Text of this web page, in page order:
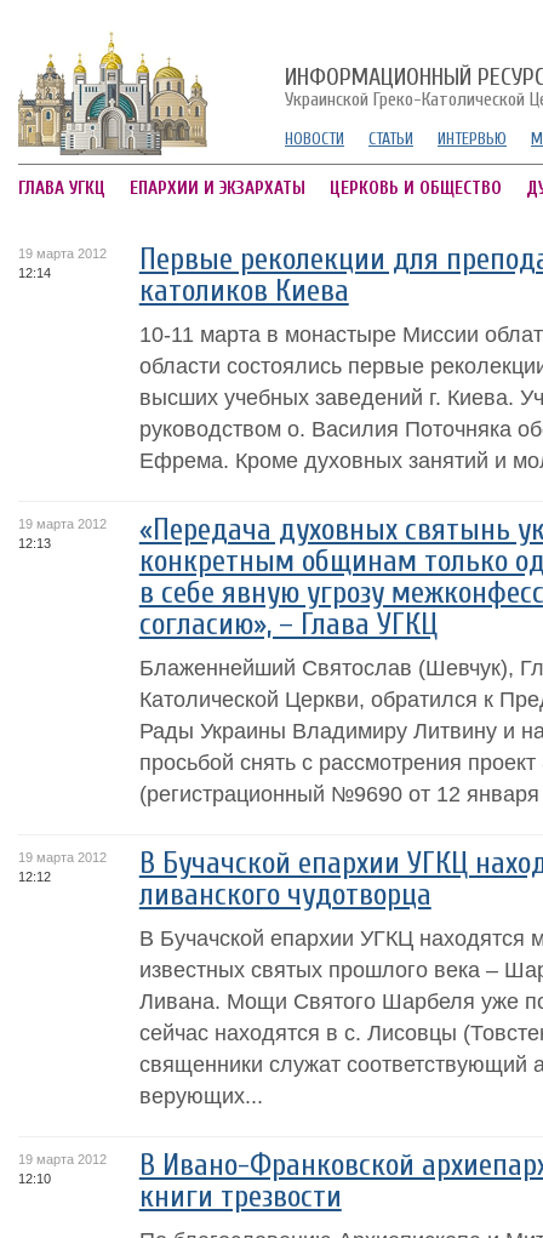
ИНФОРМАЦИОННЫЙ
Украинской Греко-Католической
НОВОСТИ СТАТЬИ ИНТЕРВЬЮ
ГЛАВА УГКЦ ЕПАРХИИ И ЭКЗАРХАТЫ ЦЕРКОВЬ И ОБЩЕСТВО
19 марта 2012
12:14
Первые реколекции для
католиков Киева
10-11 марта в монастыре Миссии
области состоялись первые
высших учебных заведений г. Киева.
руководством о. Василия Поточняка
Ефрема. Кроме духовных занятий и
19 марта 2012
12:13
«Передача духовных святынь
конкретным общинам только
в себе явную угрозу
согласию», – Глава УГКЦ
Блаженнейший Святослав (Шевчук),
Католической Церкви, обратился к
Рады Украины Владимиру Литвину и
просьбой снять с рассмотрения
(регистрационный №9690 от 12
19 марта 2012
12:12
В Бучачской епархии УГКЦ
ливанского чудотворца
В Бучачской епархии УГКЦ находятся
известных святых прошлого века –
Ливана. Мощи Святого Шарбеля уже
сейчас находятся в с. Лисовцы
священники служат соответствующий
верующих...
19 марта 2012
12:10
В Ивано-Франковской
книги трезвости